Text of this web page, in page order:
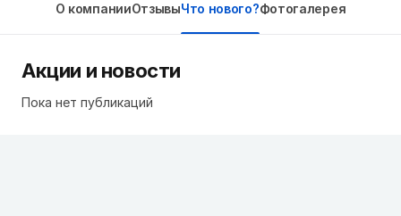
О компанииОтзывыЧто нового?Фотогалерея
Акции и новости
Пока нет публикаций